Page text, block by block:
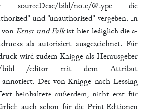
bibl/note/@type die
und "unauthorized" vergeben. In
vonErnst und Falkist hier lediglich die a-
als autorisiert ausgezeichnet. Für
wird zudem Knigge als Herausgeber
bibl /editor mit dem Attribut
annotiert. Der von Knigge nach Lessing
beinhaltete außerdem, nicht erst für
auch schon für die Print-Editionen